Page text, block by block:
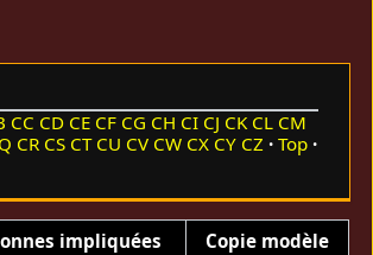
CC CD CE CF CG CH CI CJ CK CL CM
CR CS CT CU CV CW CX CY CZ
Top
impliquées Copie modèle